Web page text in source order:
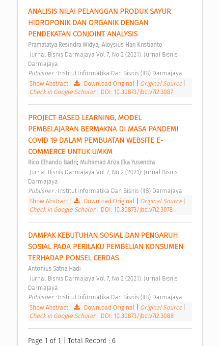
ANALISIS NILAI PELANGGAN PRODUK SAYUR
HIDROPONIK DAN ORGANIK DENGAN
PENDEKATAN CONJOINT ANALYSIS
Pramatatya Resindra Widya; Aloysius Hari Kristianto
Darmajaya
Publisher : Institut Informatika Dan Bisnis (IIB) Darmajaya
Show Abstract| Download Original Original Source
Check in Google Scholar
DOI: 10.30873/jbd.v7i2.3087
PROJECT BASED LEARNING, MODEL
PEMBELAJARAN BERMAKNA DI MASA PANDEMI
COVID 19 DALAM PEMBUATAN WEBSITE E-
COMMERCE UNTUK UMKM
Rico Elhando Badri; Muhamad Ariza Eka Yusendra
Darmajaya
Publisher : Institut Informatika Dan Bisnis (IIB) Darmajaya
Show Abstract| Download Original Original Source
Check in Google Scholar
DOI: 10.30873/jbd.v7i2.3078
DAMPAK KEBUTUHAN SOSIAL DAN PENGARUH
SOSIAL PADA PERILAKU PEMBELIAN KONSUMEN
TERHADAP PONSEL CERDAS
Antonius Satria Hadi
Darmajaya
Publisher : Institut Informatika Dan Bisnis (IIB) Darmajaya
Show Abstract| Download Original Original Source
Check in Google Scholar
DOI: 10.30873/jbd.v7i2.3088
Page 1 of 1 | Total Record : 6